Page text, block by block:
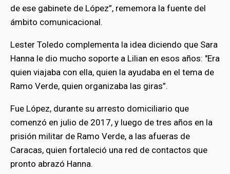
de ese gabinete de López”, rememora la fuente del
ámbito comunicacional.
Lester Toledo complementa la idea diciendo que Sara
Hanna le dio mucho soporte a Lilian en esos años: "Era
quien viajaba con ella, quien la ayudaba en el tema de
Ramo Verde, quien organizaba las giras”.
Fue López, durante su arresto domiciliario que
comenzó en julio de 2017, y luego de tres años en la
prisión militar de Ramo Verde, a las afueras de
Caracas, quien fortaleció una red de contactos que
pronto abrazó Hanna.